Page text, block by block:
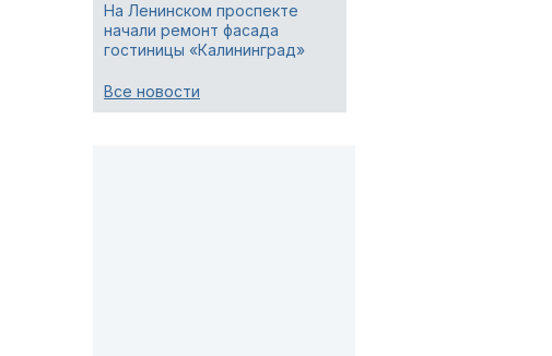
На Ленинском проспекте
начали ремонт фасада
гостиницы «Калининград»
Все новости